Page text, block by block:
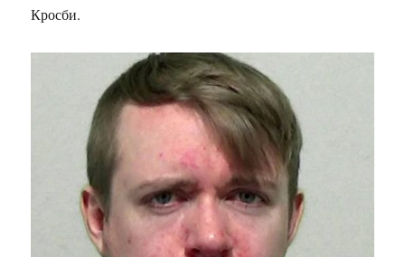
Кросби.